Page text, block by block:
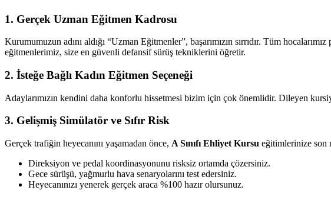
Kursu
1. Gerçek Uzman Eğitmen Kadrosu
Kurumumuzun adını aldığı “Uzman Eğitmenler”, başarımızın sırrıdır. Tüm
eğitmenlerimiz, size en güvenli defansif sürüş tekniklerini öğretir.
2. İsteğe Bağlı Kadın Eğitmen Seçeneği
Adaylarımızın kendini daha konforlu hissetmesi bizim için çok önemlidir. Dileyen
3. Gelişmiş Simülatör ve Sıfır Risk
Gerçek trafiğin heyecanını yaşamadan önce, A Sınıfı Ehliyet Kursu eğitimlerinize son
Direksiyon ve pedal koordinasyonunu risksiz ortamda çözersiniz.
Gece sürüşü, yağmurlu hava senaryolarını test edersiniz.
Heyecanınızı yenerek gerçek araca %100 hazır olursunuz.